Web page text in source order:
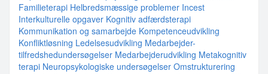
Familieterapi Helbredsmæssige problemer Incest
Interkulturelle opgaver Kognitiv adfærdsterapi
Kommunikation og samarbejde Kompetenceudvikling
Konfliktløsning Ledelsesudvikling Medarbejder-
tilfredshedundersøgelser Medarbejderudvikling Metakognitiv
terapi Neuropsykologiske undersøgelser Omstrukturering